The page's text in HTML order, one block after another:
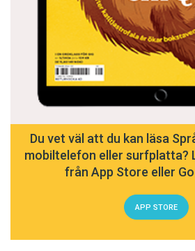
Du vet väl att du kan läsa
mobiltelefon eller surfplatta?
från App Store eller
APP STORE